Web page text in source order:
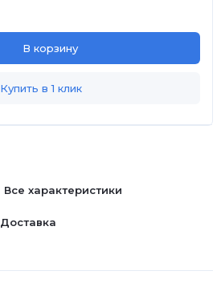
В корзину
Купить в 1 клик
Все характеристики
Доставка